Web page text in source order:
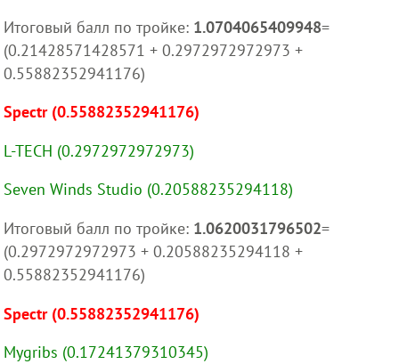
Итоговый балл по тройке: 1.0704065409948=
(0.21428571428571 + 0.2972972972973 +
0.55882352941176)
Spectr (0.55882352941176)
L-TECH (0.2972972972973)
Seven Winds Studio (0.20588235294118)
Итоговый балл по тройке: 1.0620031796502=
(0.2972972972973 + 0.20588235294118 +
0.55882352941176)
Spectr (0.55882352941176)
Mygribs (0.17241379310345)